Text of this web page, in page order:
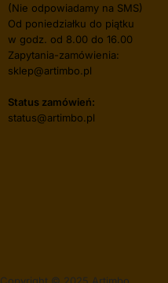
(Nie odpowiadamy na SMS)
Od poniedziałku do piątku
w godz. od 8.00 do 16.00
Zapytania-zamówienia:
sklep@artimbo.pl
Status zamówień:
status@artimbo.pl